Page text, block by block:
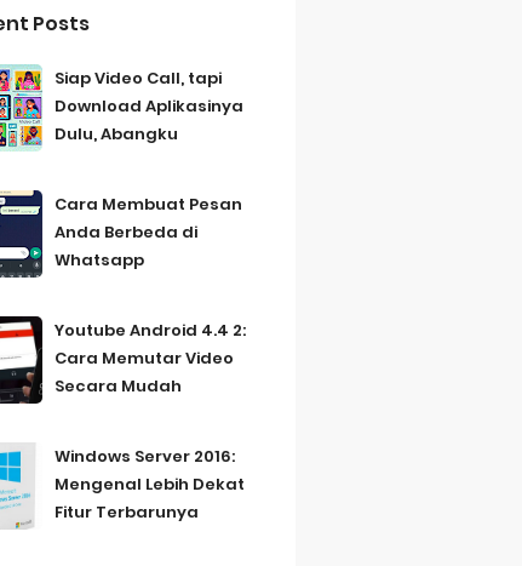
Posts
Siap Video Call, tapi
Download Aplikasinya
Dulu, Abangku
Cara Membuat Pesan
Anda Berbeda di
Whatsapp
Youtube Android 4.4 2:
Cara Memutar Video
Secara Mudah
Windows Server 2016:
Mengenal Lebih Dekat
Fitur Terbarunya